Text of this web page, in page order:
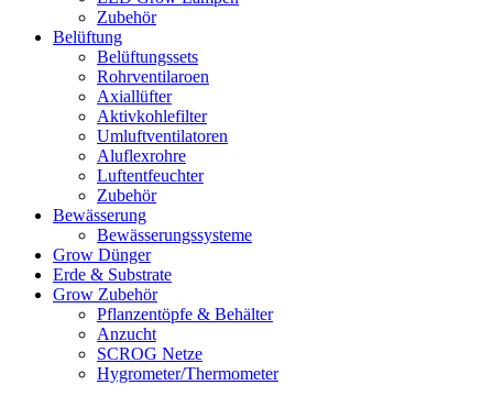
Zubehör
Belüftung
Belüftungssets
Rohrventilaroen
Axiallüfter
Aktivkohlefilter
Umluftventilatoren
Aluflexrohre
Luftentfeuchter
Zubehör
Bewässerung
Bewässerungssysteme
Grow Dünger
Erde & Substrate
Grow Zubehör
Pflanzentöpfe & Behälter
Anzucht
SCROG Netze
Hygrometer/Thermometer